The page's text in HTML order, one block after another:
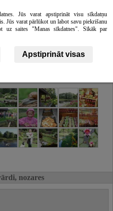
nozares
Jūs varat apstiprināt visu sīkdatņu
Jūs varat pārlūkot un labot savu piekrišanu
uz saites "Manas sīkdatnes". Sīkāk par
Apstiprināt visas